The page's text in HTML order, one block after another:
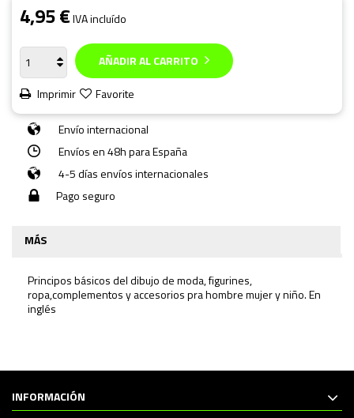
4,95 €IVA incluído
AÑADIR AL CARRITO
Imprimir
Favorite
Envío internacional
Envíos en 48h para España
4-5 días envíos internacionales
Pago seguro
MÁS
Principos básicos del dibujo de moda, figurines,
ropa,complementos y accesorios pra hombre mujer y niño. En
inglés
INFORMACIÓN